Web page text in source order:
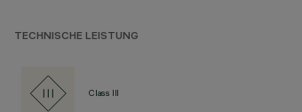
TECHNISCHE LEISTUNG
Class III